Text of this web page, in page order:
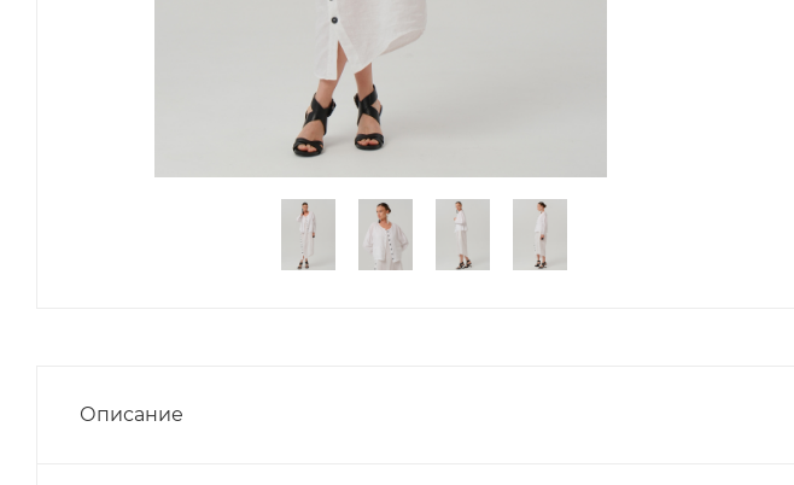
Описание